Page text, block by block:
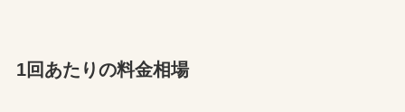
1回あたりの料金相場